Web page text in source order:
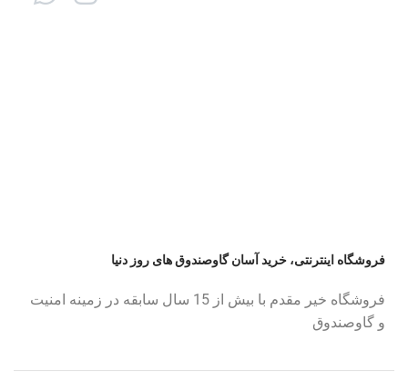
فروشگاه اینترنتی، خرید آسان گاوصندوق های روز دنیا
فروشگاه خیر مقدم با بیش از 15 سال سابقه در زمینه امنیت
و گاوصندوق